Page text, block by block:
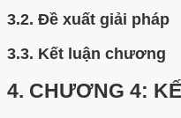
3.2. Đề xuất giải pháp
3.3. Kết luận chương
4. CHƯƠNG 4: